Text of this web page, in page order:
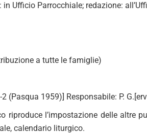
in Ufficio Parrocchiale; redazione:
a tutte le famiglie)
2 (Pasqua 1959)] Responsabile: P.
riproduce l’impostazione delle altre
calendario liturgico.